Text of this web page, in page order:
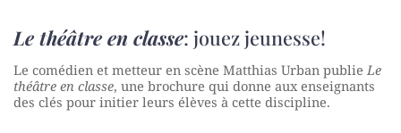
Le théâtre en classe: jouez jeunesse!
Le comédien et metteur en scène Matthias Urban publie Le
théâtre en classe, une brochure qui donne aux enseignants
des clés pour initier leurs élèves à cette discipline.